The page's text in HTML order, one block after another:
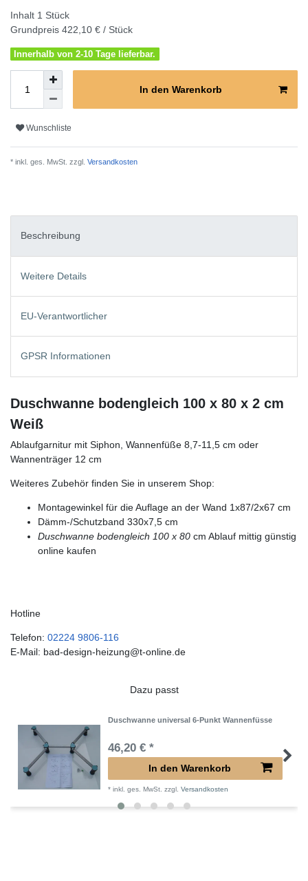
Inhalt 1 Stück
Grundpreis 422,10 € / Stück
Innerhalb von 2-10 Tage lieferbar.
In den Warenkorb
Wunschliste
* inkl. ges. MwSt. zzgl. Versandkosten
Beschreibung
Weitere Details
EU-Verantwortlicher
GPSR Informationen
Duschwanne bodengleich 100 x 80 x 2 cm
Weiß
Ablaufgarnitur mit Siphon, Wannenfüße 8,7-11,5 cm oder
Wannenträger 12 cm
Weiteres Zubehör finden Sie in unserem Shop:
Montagewinkel für die Auflage an der Wand 1x87/2x67 cm
Dämm-/Schutzband 330x7,5 cm
Duschwanne bodengleich 100 x 80 cm Ablauf mittig günstig
online kaufen
Hotline
Telefon: 02224 9806-116
E-Mail: bad-design-heizung@t-online.de
Dazu passt
Duschwanne universal 6-Punkt Wannenfüsse
46,20 € *
In den Warenkorb
*inkl. ges. MwSt. zzgl.Versandkosten